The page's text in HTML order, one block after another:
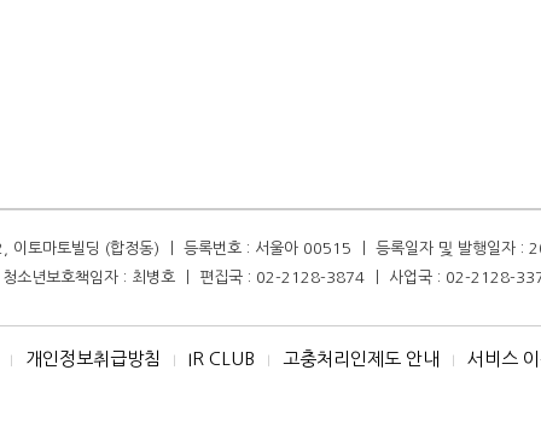
이토마토빌딩 (합정동) ㅣ 등록번호 : 서울아 00515 ㅣ 등록일자 및 발행일자 :
청소년보호책임자 : 최병호 ㅣ 편집국 : 02-2128-3874 ㅣ 사업국 : 02-2128-
I 개인정보취급방침 I IR CLUB I 고충처리인제도 안내 I 서비스